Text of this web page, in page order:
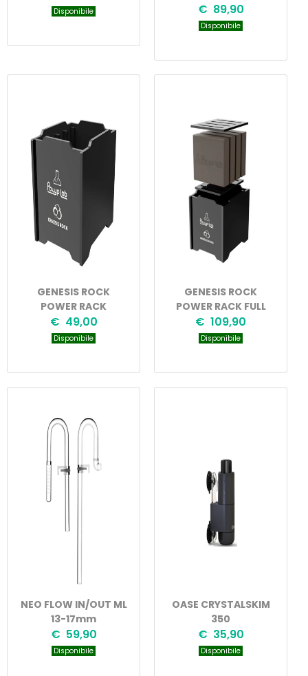
Disponibile € 89,90
Disponibile
GENESIS ROCK
POWER RACK
€ 49,00
Disponibile
GENESIS ROCK
POWER RACK FULL
€ 109,90
Disponibile
NEO FLOW IN/OUT ML
13-17mm
€ 59,90
Disponibile
OASE CRYSTALSKIM
350
€ 35,90
Disponibile